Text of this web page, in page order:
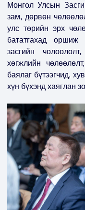
Монгол Улсын
зам, дөрвөн
улс төрийн эрх
бататгахад
засгийн
хөгжлийн
баялаг бүтээгчид,
хүн бүхэнд хаяглан